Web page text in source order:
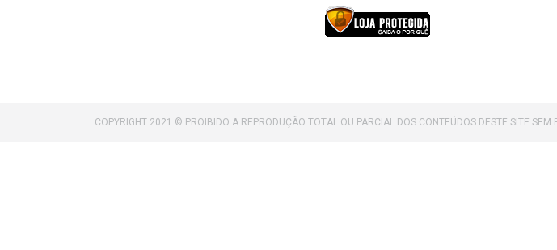
COPYRIGHT 2021 © PROIBIDO A REPRODUÇÃO TOTAL OU PARCIAL DOS CONTEÚDOS DESTE SITE SEM